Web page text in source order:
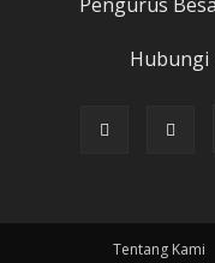
Tentang Kami